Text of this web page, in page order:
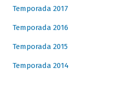
Temporada 2017
Temporada 2016
Temporada 2015
Temporada 2014